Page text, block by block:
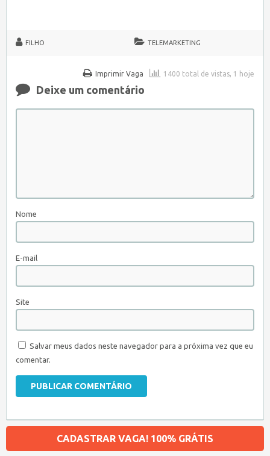
FILHO TELEMARKETING
1400 total de vistas, 1 hoje
Imprimir Vaga
Deixe um comentário
Nome
E-mail
Site
Salvar meus dados neste navegador para a próxima vez que eu
comentar.
CADASTRAR VAGA! 100% GRÁTIS